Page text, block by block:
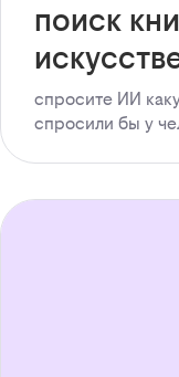
поиск
спросите ИИ
спросили бы у